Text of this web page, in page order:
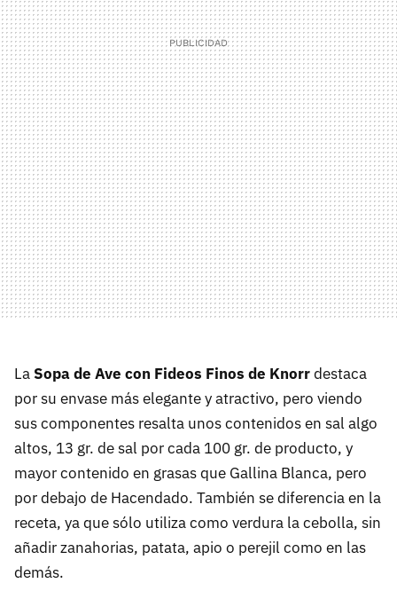
La Sopa de Ave con Fideos Finos de Knorrdestaca
por su envase más elegante y atractivo, pero viendo
sus componentes resalta unos contenidos en sal algo
altos, 13 gr. de sal por cada 100 gr. de producto, y
mayor contenido en grasas que Gallina Blanca, pero
por debajo de Hacendado. También se diferencia en la
receta, ya que sólo utiliza como verdura la cebolla, sin
añadir zanahorias, patata, apio o perejil como en las
demás.